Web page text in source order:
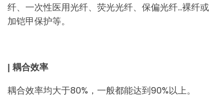
纤、一次性医用光纤、荧光光纤、保偏光纤…裸纤或
加铠甲保护等。
| 耦合效率
耦合效率均大于80%，一般都能达到90%以上。